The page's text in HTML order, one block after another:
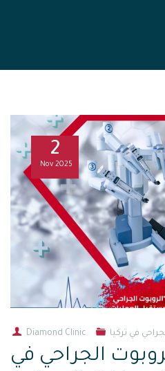
2
Nov 2025
Diamond Clinic في تركيا
الجراحي في